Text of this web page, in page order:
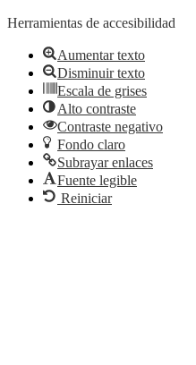
Herramientas de accesibilidad
Aumentar texto
Disminuir texto
Escala de grises
Alto contraste
Contraste negativo
Fondo claro
Subrayar enlaces
Fuente legible
Reiniciar